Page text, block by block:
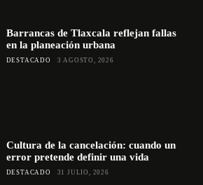
Barrancas de Tlaxcala reflejan fallas
en la planeación urbana
DESTACADO 3 AGOSTO, 2026
Cultura de la cancelación: cuando un
error pretende definir una vida
DESTACADO 31 JULIO, 2026